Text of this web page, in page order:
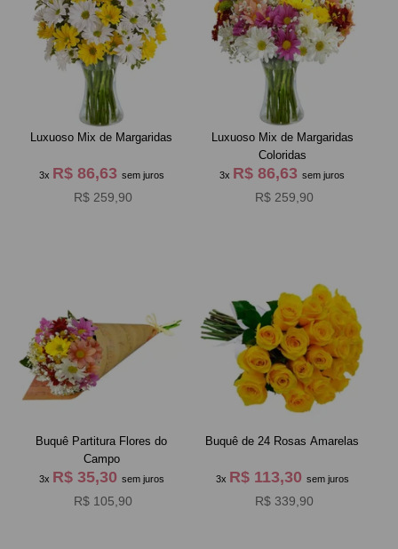
Luxuoso Mix de Margaridas
3x R$ 86,63 sem juros
R$ 259,90
Luxuoso Mix de Margaridas
Coloridas
3x R$ 86,63sem juros
R$ 259,90
Buquê Partitura Flores do
Campo
3x R$ 35,30 sem juros
R$ 105,90
Buquê de 24 Rosas Amarelas
3x R$ 113,30 sem juros
R$ 339,90